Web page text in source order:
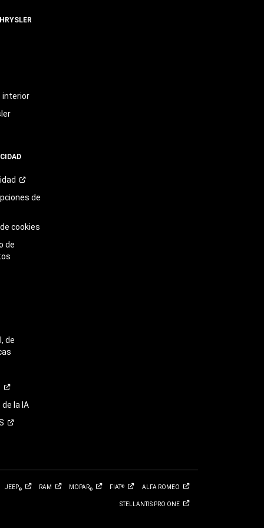
interior
de
cookies
de
de
la IA
JEEP® RAM MOPAR® FIAT® ALFA ROMEO
STELLANTIS PRO ONE